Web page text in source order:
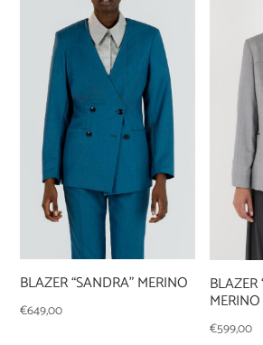
BLAZER “SANDRA” MERINO
€649,00
BLAZER
MERINO
€599,00